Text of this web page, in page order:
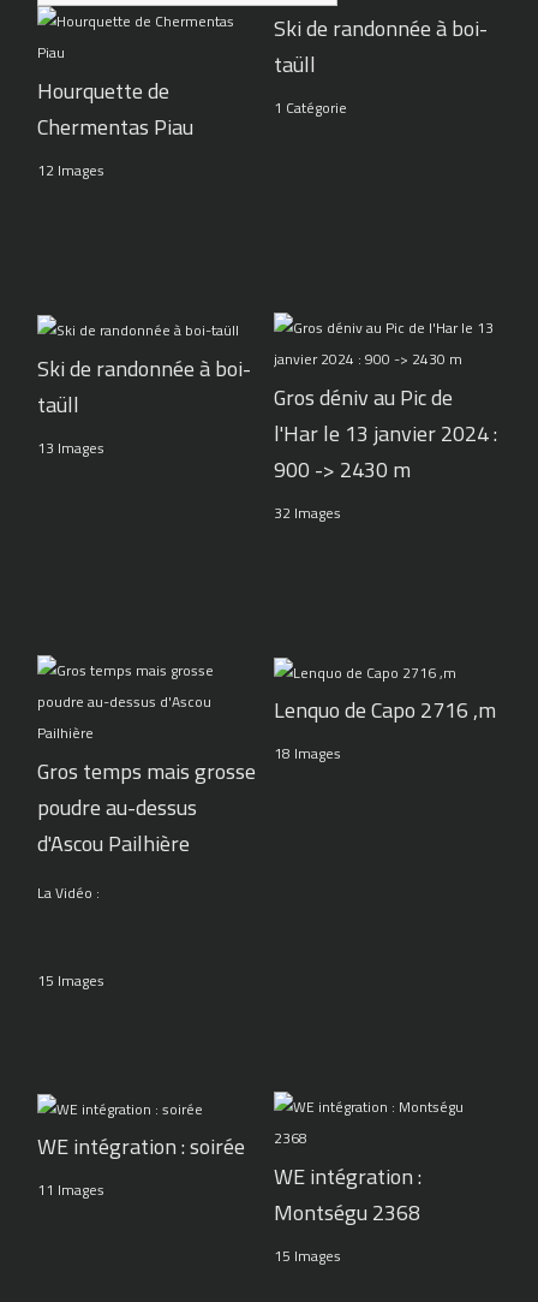
Hourquette de
Chermentas Piau
12 Images
Ski de randonnée à boi-
taüll
1 Catégorie
Ski de randonnée à boi-
taüll
13 Images
Gros déniv au Pic de
l'Har le 13 janvier 2024 :
900 -> 2430 m
32 Images
Gros temps mais grosse
poudre au-dessus
d'Ascou Pailhière
La Vidéo :
15 Images
Lenquo de Capo 2716 ,m
18 Images
WE intégration : soirée
11 Images
WE intégration :
Montségu 2368
15 Images